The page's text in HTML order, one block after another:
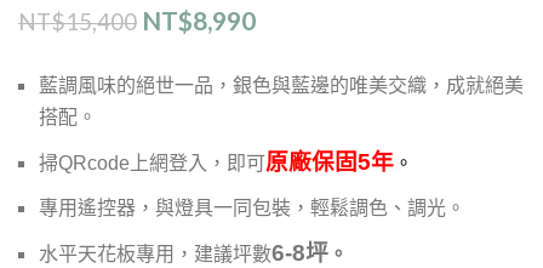
NT$15,400 NT$8,990
藍調風味的絕世一品，銀色與藍邊的唯美交織，成就絕美
搭配。
掃QRcode上網登入，即可原廠保固5年 。
專用遙控器，與燈具一同包裝，輕鬆調色、調光。
水平天花板專用，建議坪數6-8坪 。